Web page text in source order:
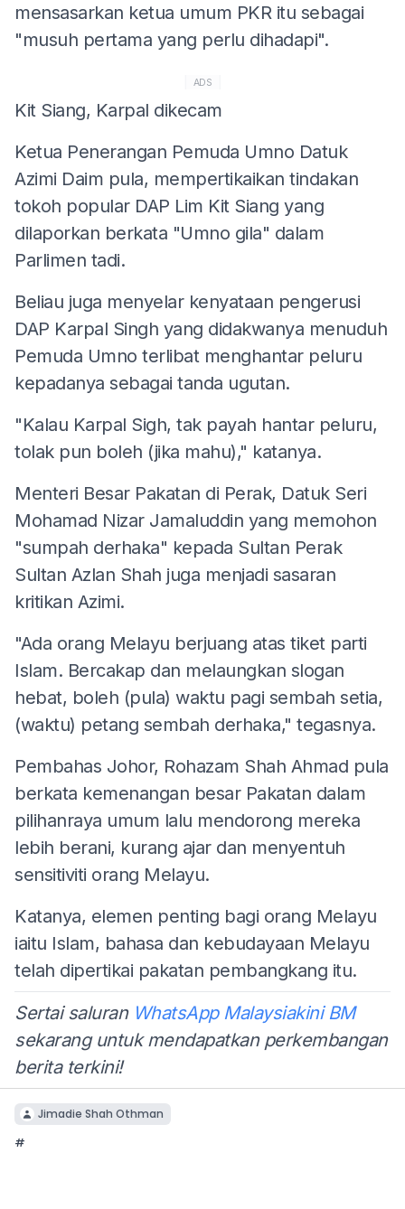
mensasarkan ketua umum PKR itu sebagai
"musuh pertama yang perlu dihadapi".
ADS
Kit Siang, Karpal dikecam
Ketua Penerangan Pemuda Umno Datuk
Azimi Daim pula, mempertikaikan tindakan
tokoh popular DAP Lim Kit Siang yang
dilaporkan berkata "Umno gila" dalam
Parlimen tadi.
Beliau juga menyelar kenyataan pengerusi
DAP Karpal Singh yang didakwanya menuduh
Pemuda Umno terlibat menghantar peluru
kepadanya sebagai tanda ugutan.
"Kalau Karpal Sigh, tak payah hantar peluru,
tolak pun boleh (jika mahu)," katanya.
Menteri Besar Pakatan di Perak, Datuk Seri
Mohamad Nizar Jamaluddin yang memohon
"sumpah derhaka" kepada Sultan Perak
Sultan Azlan Shah juga menjadi sasaran
kritikan Azimi.
"Ada orang Melayu berjuang atas tiket parti
Islam. Bercakap dan melaungkan slogan
hebat, boleh (pula) waktu pagi sembah setia,
(waktu) petang sembah derhaka," tegasnya.
Pembahas Johor, Rohazam Shah Ahmad pula
berkata kemenangan besar Pakatan dalam
pilihanraya umum lalu mendorong mereka
lebih berani, kurang ajar dan menyentuh
sensitiviti orang Melayu.
Katanya, elemen penting bagi orang Melayu
iaitu Islam, bahasa dan kebudayaan Melayu
telah dipertikai pakatan pembangkang itu.
Sertai saluran WhatsApp Malaysiakini BM
sekarang untuk mendapatkan perkembangan
berita terkini!
Jimadie Shah Othman
#